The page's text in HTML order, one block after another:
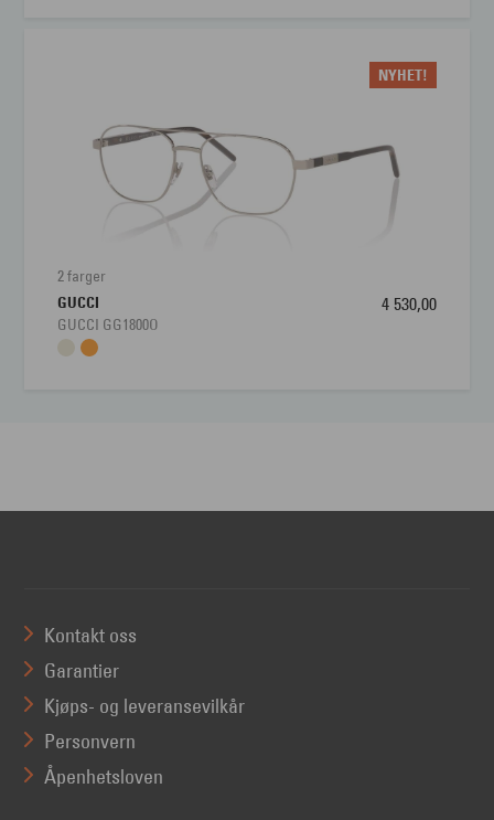
NYHET!
2 farger
GUCCI
GUCCI GG1800O
4 530,00
Kontakt oss
Garantier
Kjøps- og leveransevilkår
Personvern
Åpenhetsloven